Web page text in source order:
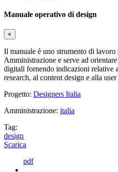
Manuale operativo di design
×
Il manuale è uno strumento di lavoro
Amministrazione e serve ad
digitali fornendo indicazioni relative
research, al content design e alla
Progetto: Designers Italia
Amministrazione: italia
Tag:
design
Scarica
pdf